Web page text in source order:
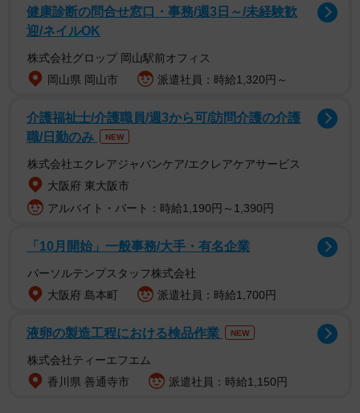
健康診断の問合せ窓口・事務/週3日～/未経験歓
迎/ネイルOK
株式会社グロップ 岡山駅前オフィス
岡山県 岡山市
派遣社員：時給1,320円～
介護福祉士/介護職員/週3から可/訪問介護の介護
職/日勤のみ
NEW
株式会社エクレアジャパンケア/エクレアケアサービス
大阪府 東大阪市
アルバイト・パート：時給1,190円～1,390円
「10月開始」一般事務/大手・有名企業
パーソルテンプスタッフ株式会社
大阪府 島本町
派遣社員：時給1,700円
液卵の製造工程における検品作業 NEW
株式会社ティーエフエム
香川県 善通寺市
派遣社員：時給1,150円